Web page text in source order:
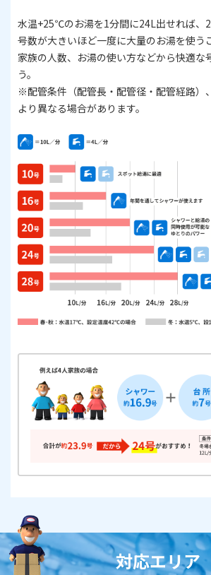
水温+25℃のお湯を1分間に24L出せれば、
号数が大きいほど一度に大量のお湯を使う
家族の人数、お湯の使い方などから快適な
う。
​​​​​​​※配管条件（配管長・配管径・配管経路）
より異なる場合があります。
対応エリア